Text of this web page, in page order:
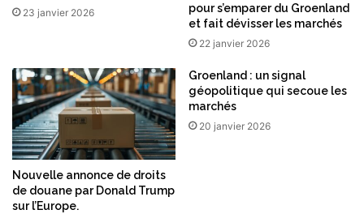
23 janvier 2026
pour s’emparer du Groenland
et fait dévisser les marchés
22 janvier 2026
Nouvelle annonce de droits
de douane par Donald Trump
sur l’Europe.
Groenland : un signal
géopolitique qui secoue les
marchés
20 janvier 2026